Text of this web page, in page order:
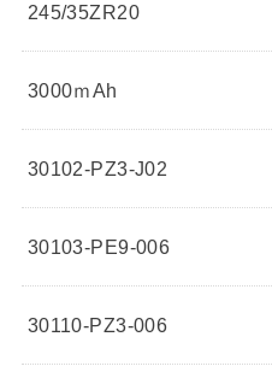
245/35ZR20
3000ｍAh
30102-PZ3-J02
30103-PE9-006
30110-PZ3-006